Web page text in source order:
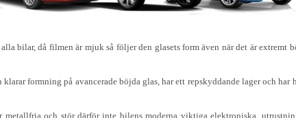
bilar, då filmen är mjuk så följer den glasets form även när det är extremt
formning på avancerade böjda glas, har ett repskyddande lager och har
och stör därför inte bilens moderna viktiga elektroniska,